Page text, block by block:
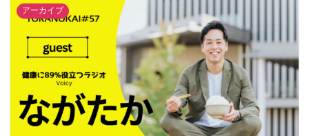
アーカイブ